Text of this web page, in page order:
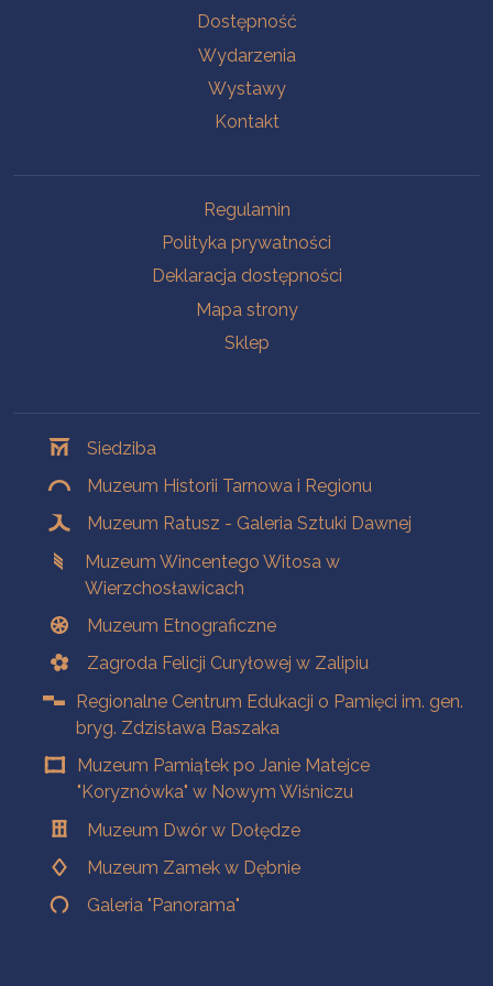
Dostępność
Wydarzenia
Wystawy
Kontakt
Regulamin
Polityka prywatności
Deklaracja dostępności
Mapa strony
Sklep
Siedziba
Muzeum Historii Tarnowa i Regionu
Muzeum Ratusz - Galeria Sztuki Dawnej
Muzeum Wincentego Witosa w
Wierzchosławicach
Muzeum Etnograficzne
Zagroda Felicji Curyłowej w Zalipiu
Regionalne Centrum Edukacji o Pamięci im. gen.
bryg. Zdzisława Baszaka
Muzeum Pamiątek po Janie Matejce
"Koryznówka" w Nowym Wiśniczu
Muzeum Dwór w Dołędze
Muzeum Zamek w Dębnie
Galeria "Panorama"